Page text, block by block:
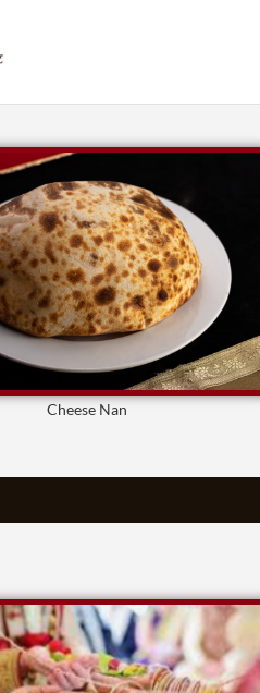
Cheese Nan